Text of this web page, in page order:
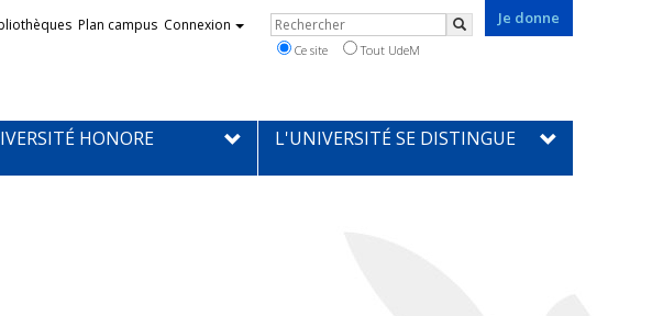
Je donne
Plan campus Connexion Rechercher
Rechercher
Ce site Tout UdeM
HONORE L'UNIVERSITÉ SE DISTINGUE